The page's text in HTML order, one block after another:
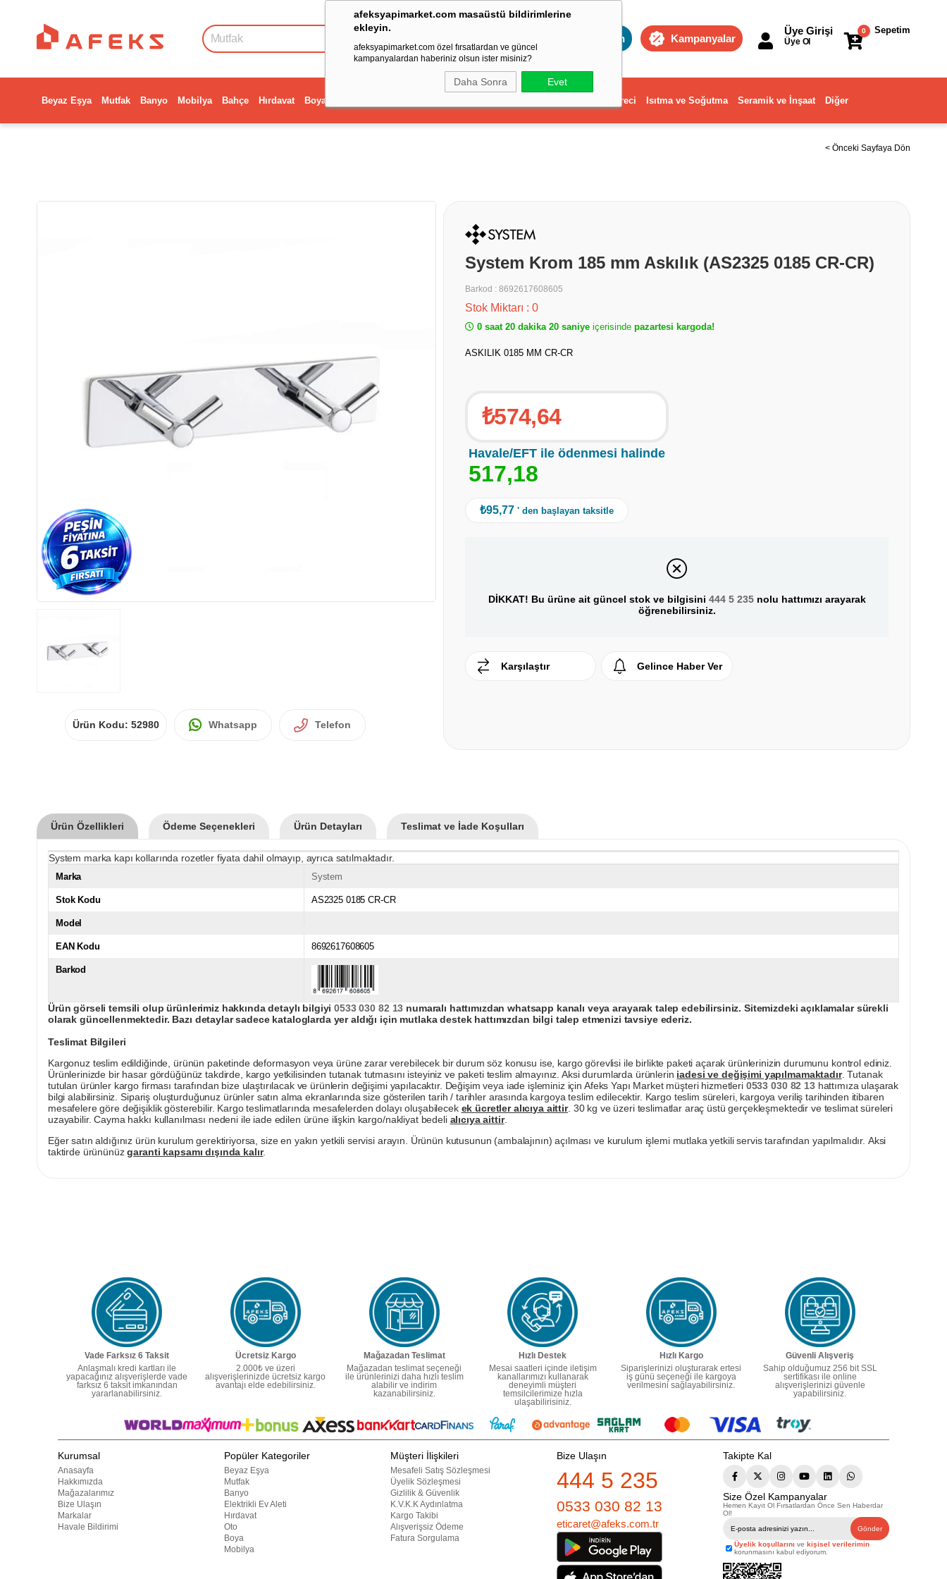
afeksyapimarket.com masaüstü bildirimlerine
ekleyin.
afeksyapimarket.com özel fırsatlardan ve güncel
kampanyalardan haberiniz olsun ister misiniz?
Daha Sonra Evet
Toptan Kampanyalar
Sepetim
0
Üye Girişi
Üye Ol
Beyaz Eşya Mutfak Banyo Mobilya Bahçe Hırdavat Boya Dekorasyon ve Ev Gereci Isıtma ve Soğutma Seramik ve İnşaat Diğer
< Önceki Sayfaya Dön
Ürün Kodu: 52980 Whatsapp Telefon
System Krom 185 mm Askılık (AS2325 0185 CR-CR)
Barkod : 8692617608605
Stok Miktarı : 0
0 saat 20 dakika 20 saniye içerisinde pazartesi kargoda!
ASKILIK 0185 MM CR-CR
₺574,64
Havale/EFT ile ödenmesi halinde
517,18
₺95,77 ' den başlayan taksitle
DİKKAT! Bu ürüne ait güncel stok ve bilgisini 444 5 235nolu hattımızı arayarak
öğrenebilirsiniz.
Karşılaştır Gelince Haber Ver
Ürün Özellikleri Ödeme Seçenekleri Ürün Detayları Teslimat ve İade Koşulları
System marka kapı kollarında rozetler fiyata dahil olmayıp, ayrıca satılmaktadır.
Marka System
Stok Kodu AS2325 0185 CR-CR
Model
EAN Kodu 8692617608605
Barkod
Ürün görseli temsili olup ürünlerimiz hakkında detaylı bilgiyi0533 030 82 13 numaralı hattımızdan whatsapp kanalı veya arayarak talep edebilirsiniz. Sitemizdeki açıklamalar sürekli
olarak güncellenmektedir. Bazı detaylar sadece kataloglarda yer aldığı için mutlaka destek hattımızdan bilgi talep etmenizi tavsiye ederiz.
Teslimat Bilgileri
Kargonuz teslim edildiğinde, ürünün paketinde deformasyon veya ürüne zarar verebilecek bir durum söz konusu ise, kargo görevlisi ile birlikte paketi açarak ürünlerinizin durumunu kontrol ediniz.
Ürünlerinizde bir hasar gördüğünüz takdirde, kargo yetkilisinden tutanak tutmasını isteyiniz ve paketi teslim almayınız. Aksi durumlarda ürünlerin iadesi ve değişimi yapılmamaktadır. Tutanak
tutulan ürünler kargo firması tarafından bize ulaştırılacak ve ürünlerin değişimi yapılacaktır. Değişim veya iade işleminiz için Afeks Yapı Market müşteri hizmetleri 0533 030 82 13hattımıza ulaşarak
bilgi alabilirsiniz. Sipariş oluşturduğunuz ürünler satın alma ekranlarında size gösterilen tarih / tarihler arasında kargoya teslim edilecektir. Kargo teslim süreleri, kargoya veriliş tarihinden itibaren
mesafelere göre değişiklik gösterebilir. Kargo teslimatlarında mesafelerden dolayı oluşabilecek ek ücretler alıcıya aittir. 30 kg ve üzeri teslimatlar araç üstü gerçekleşmektedir ve teslimat süreleri
uzayabilir. Cayma hakkı kullanılması nedeni ile iade edilen ürüne ilişkin kargo/nakliyat bedeli alıcıya aittir.
Eğer satın aldığınız ürün kurulum gerektiriyorsa, size en yakın yetkili servisi arayın. Ürünün kutusunun (ambalajının) açılması ve kurulum işlemi mutlaka yetkili servis tarafından yapılmalıdır. Aksi
taktirde ürününüzgaranti kapsamı dışında kalır.
Vade Farksız 6 Taksit
Anlaşmalı kredi kartları ile
yapacağınız alışverişlerde vade
farksız 6 taksit imkanından
yararlanabilirsiniz.
Ücretsiz Kargo
2.000₺ ve üzeri
alışverişlerinizde ücretsiz kargo
avantajı elde edebilirsiniz.
Mağazadan Teslimat
Mağazadan teslimat seçeneği
ile ürünlerinizi daha hızlı teslim
alabilir ve indirim
kazanabilirsiniz.
Hızlı Destek
Mesai saatleri içinde iletişim
kanallarımızı kullanarak
deneyimli müşteri
temsilcilerimize hızla
ulaşabilirisiniz.
Hızlı Kargo
Siparişlerinizi oluşturarak ertesi
iş günü seçeneği ile kargoya
verilmesini sağlayabilirsiniz.
Güvenli Alışveriş
Sahip olduğumuz 256 bit SSL
sertifikası ile online
alışverişlerinizi güvenle
yapabilirsiniz.
Kurumsal
Anasayfa
Hakkımızda
Mağazalarımız
Bize Ulaşın
Markalar
Havale Bildirimi
Popüler Kategoriler
Beyaz Eşya
Mutfak
Banyo
Elektrikli Ev Aleti
Hırdavat
Oto
Boya
Mobilya
Müşteri İlişkileri
Mesafeli Satış Sözleşmesi
Üyelik Sözleşmesi
Gizlilik & Güvenlik
K.V.K.K Aydınlatma
Kargo Takibi
Alışverişsiz Ödeme
Fatura Sorgulama
Bize Ulaşın
444 5 235
0533 030 82 13
eticaret@afeks.com.tr
Takipte Kal
Size Özel Kampanyalar
Hemen Kayıt Ol Fırsatlardan Önce Sen Haberdar
Ol!
Gönder
Üyelik koşullarını ve kişisel verilerimin
korunmasını kabul ediyorum.